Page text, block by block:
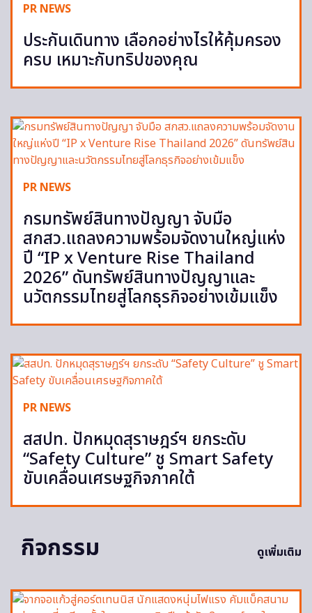
PR NEWS
ประกันเดินทาง เลือกอย่างไรให้คุ้มครอง
ครบ เหมาะกับทริปของคุณ
PR NEWS
กรมทรัพย์สินทางปัญญา จับมือ
สกสว.แถลงความพร้อมจัดงานใหญ่แห่ง
ปี “IP x Venture Rise Thailand
2026” ดันทรัพย์สินทางปัญญาและ
นวัตกรรมไทยสู่โลกธุรกิจอย่างเข้มแข็ง
PR NEWS
สสปท. ปักหมุดสุราษฎร์ฯ ยกระดับ
“Safety Culture” ชู Smart Safety
ขับเคลื่อนเศรษฐกิจภาคใต้
กิจกรรม ดูเพิ่มเติม